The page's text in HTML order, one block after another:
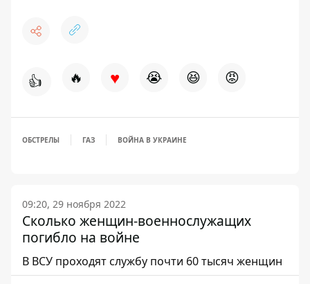
👍 🔥 ♥ 😭 😆 😡
ОБСТРЕЛЫ ГАЗ ВОЙНА В УКРАИНЕ
09:20, 29 ноября 2022
Сколько женщин-военнослужащих
погибло на войне
В ВСУ проходят службу почти 60 тысяч женщин